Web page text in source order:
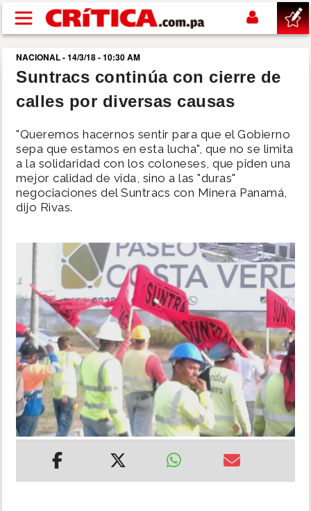
Pasar al contenido principal
buscar
SUCESOS
NACIONAL
POLÍTICA
DEPORTES
MUNDO
INSÓLITAS
MULTIMEDIA
IMPRESO
NACIONAL - 14/3/18 - 10:30 AM
Suntracs continúa con cierre de
calles por diversas causas
"Queremos hacernos sentir para que el Gobierno
sepa que estamos en esta lucha", que no se limita
a la solidaridad con los coloneses, que piden una
mejor calidad de vida, sino a las "duras"
negociaciones del Suntracs con Minera Panamá,
dijo Rivas.